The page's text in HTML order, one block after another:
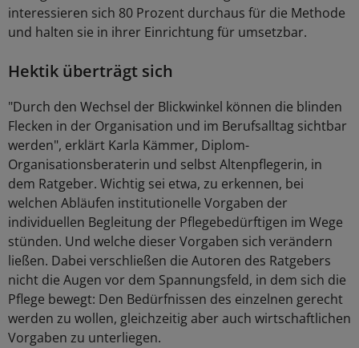
interessieren sich 80 Prozent durchaus für die Methode
und halten sie in ihrer Einrichtung für umsetzbar.
Hektik überträgt sich
"Durch den Wechsel der Blickwinkel können die blinden
Flecken in der Organisation und im Berufsalltag sichtbar
werden", erklärt Karla Kämmer, Diplom-
Organisationsberaterin und selbst Altenpflegerin, in
dem Ratgeber. Wichtig sei etwa, zu erkennen, bei
welchen Abläufen institutionelle Vorgaben der
individuellen Begleitung der Pflegebedürftigen im Wege
stünden. Und welche dieser Vorgaben sich verändern
ließen. Dabei verschließen die Autoren des Ratgebers
nicht die Augen vor dem Spannungsfeld, in dem sich die
Pflege bewegt: Den Bedürfnissen des einzelnen gerecht
werden zu wollen, gleichzeitig aber auch wirtschaftlichen
Vorgaben zu unterliegen.